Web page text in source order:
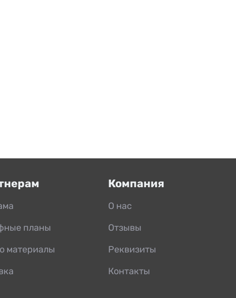
планы
материалы
Компания
О нас
Отзывы
Реквизиты
Контакты